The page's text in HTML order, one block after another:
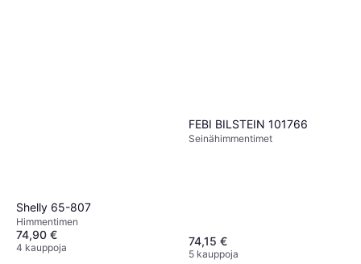
Shelly 65-807
Himmentimen
74,90 €
4 kauppoja
FEBI BILSTEIN 101766
Seinähimmentimet
74,15 €
5 kauppoja